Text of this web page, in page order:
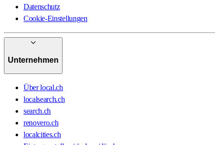
Datenschutz
Cookie-Einstellungen
Unternehmen
Über local.ch
localsearch.ch
search.ch
renovero.ch
localcities.ch